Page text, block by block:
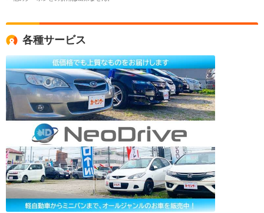
各種サービス